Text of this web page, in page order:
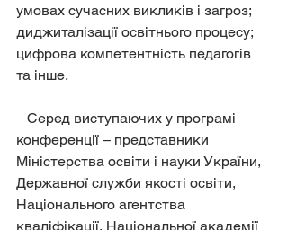
умовах сучасних викликів і загроз;
диджиталізації освітнього процесу;
цифрова компетентність педагогів
та інше.
Серед виступаючих у програмі
конференції – представники
Міністерства освіти і науки України,
Державної служби якості освіти,
Національного агентства
кваліфікації, Національної академії